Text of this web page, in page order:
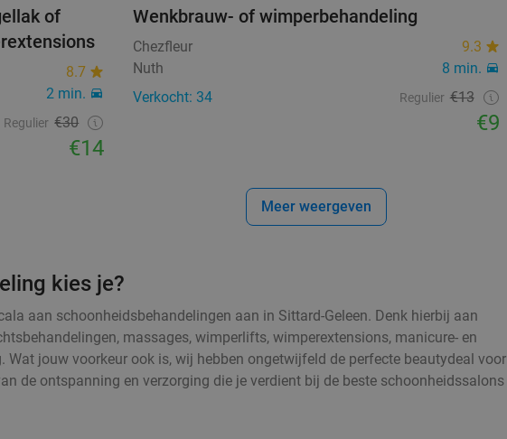
of
8.7
2 min.
Regulier €30
€14
Wenkbrauw- of wimperbehandeling
Chezfleur
9.3
Nuth
8 min.
Verkocht: 34
Regulier €13
€9
Meer weergeven
kies je?
aan schoonheidsbehandelingen aan in Sittard-Geleen. Denk hierbij aan
massages, wimperlifts, wimperextensions, manicure- en
Wat jouw voorkeur ook is, wij hebben ongetwijfeld de perfecte beautydeal voor
de ontspanning en verzorging die je verdient bij de beste schoonheidssalons